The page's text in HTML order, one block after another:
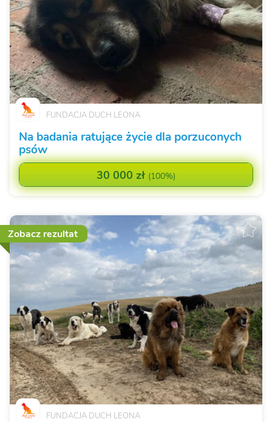
FUNDACJA DUCH LEONA
Na badania ratujące życie dla porzuconych
psów
30 000 zł (100%)
Zobacz rezultat
FUNDACJA DUCH LEONA